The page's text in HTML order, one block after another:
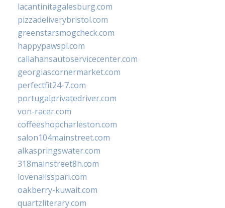
lacantinitagalesburg.com
pizzadeliverybristol.com
greenstarsmogcheck.com
happypawspl.com
callahansautoservicecenter.com
georgiascornermarket.com
perfectfit24-7.com
portugalprivatedriver.com
von-racer.com
coffeeshopcharleston.com
salon104mainstreet.com
alkaspringswater.com
318mainstreet8h.com
lovenailsspari.com
oakberry-kuwait.com
quartzliterary.com